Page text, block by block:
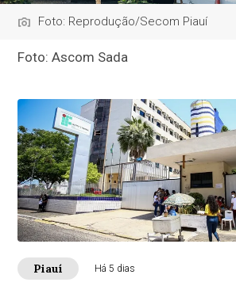
Foto: Reprodução/Secom Piauí
Foto: Ascom Sada
Piauí Há 5 dias